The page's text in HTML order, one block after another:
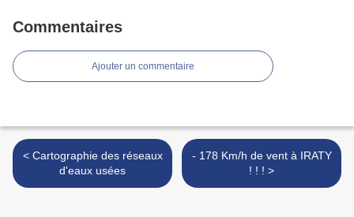
Commentaires
Ajouter un commentaire
< Cartographie des réseaux
d'eaux usées
- 178 Km/h de vent à IRATY
! ! ! >